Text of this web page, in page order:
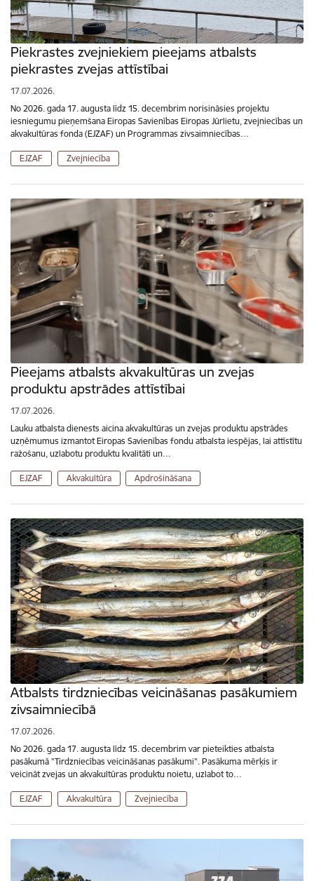
Piekrastes zvejniekiem pieejams atbalsts
piekrastes zvejas attīstībai
17.07.2026.
No 2026. gada 17. augusta līdz 15. decembrim norisināsies projektu
iesniegumu pieņemšana Eiropas Savienības Eiropas Jūrlietu, zvejniecības un
akvakultūras fonda (EJZAF) un Programmas zivsaimniecības…
EJZAF Zvejniecība
Pieejams atbalsts akvakultūras un zvejas
produktu apstrādes attīstībai
17.07.2026.
Lauku atbalsta dienests aicina akvakultūras un zvejas produktu apstrādes
uzņēmumus izmantot Eiropas Savienības fondu atbalsta iespējas, lai attīstītu
ražošanu, uzlabotu produktu kvalitāti un…
EJZAF Akvakultūra Apdrošināšana
Atbalsts tirdzniecības veicināšanas pasākumiem
zivsaimniecībā
17.07.2026.
No 2026. gada 17. augusta līdz 15. decembrim var pieteikties atbalsta
pasākumā "Tirdzniecības veicināšanas pasākumi". Pasākuma mērķis ir
veicināt zvejas un akvakultūras produktu noietu, uzlabot to…
EJZAF Akvakultūra Zvejniecība